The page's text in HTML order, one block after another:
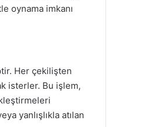
oynama imkanı
Her çekilişten
isterler. Bu işlem,
yanlışlıkla atılan